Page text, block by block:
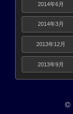
2014年6月
2014年3月
2013年12月
2013年9月